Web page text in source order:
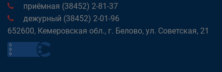
приёмная (38452) 2-81-37
дежурный (38452) 2-01-96
652600, Кемеровская обл., г. Белово, ул. Советская, 21